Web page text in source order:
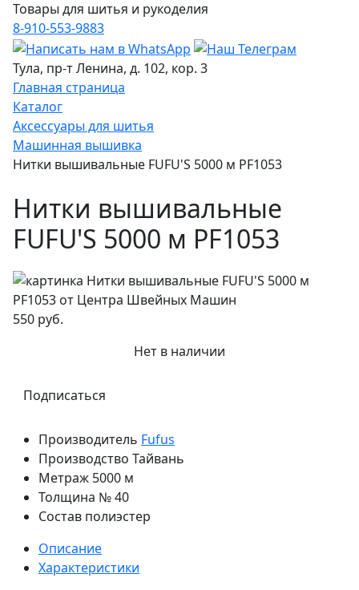
Товары для шитья и рукоделия
8-910-553-9883
Тула, пр-т Ленина, д. 102, кор. 3
Главная страница
Каталог
Аксессуары для шитья
Машинная вышивка
Нитки вышивальные FUFU'S 5000 м PF1053
Нитки вышивальные
FUFU'S 5000 м PF1053
550 руб.
Нет в наличии
Подписаться
Производитель Fufus
Производство Тайвань
Метраж 5000 м
Толщина № 40
Состав полиэстер
Описание
Характеристики